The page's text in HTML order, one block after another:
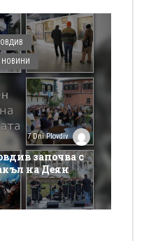
7 Dni Plovdiv
започва с
на Деян